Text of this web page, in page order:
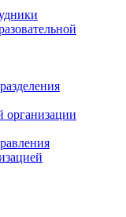
организации